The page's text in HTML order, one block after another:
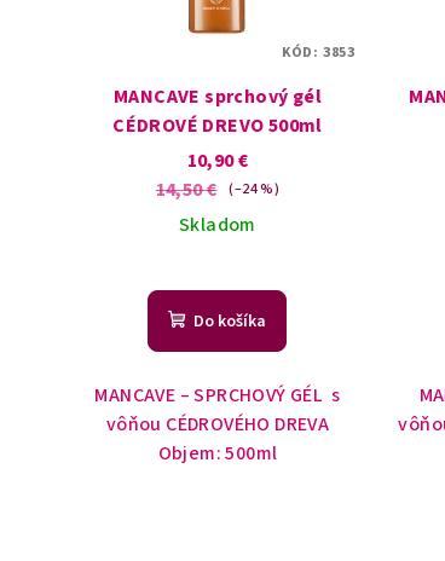
MANCAVE sprchový gél
CÉDROVÉ DREVO 500ml
10,90 €
14,50 € (–24 %)
Skladom
hodnotenie
produktu
je
5,0
z
5
Do košíka
MANCAVE – SPRCHOVÝ GÉL s
vôňou CÉDROVÉHO DREVA
Objem: 500ml
KÓD: 3853